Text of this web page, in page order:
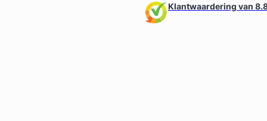
Klantwaardering van